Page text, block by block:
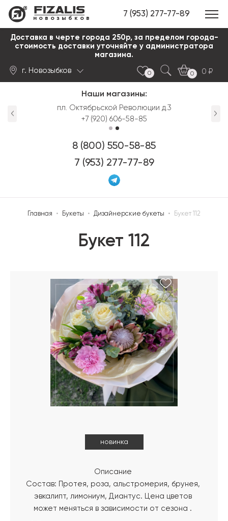
новозыбков 7 (953) 277-77-89
Доставка в черте города 250р, за пределом города-
стоимость доставки уточняйте у администратора
магазина.
г. Новозыбков 0 0
0
Наши магазины:
пл. Октябрьской Революции д.3
+7 (920) 606-58-85
8 (800) 550-58-85
7 (953) 277-77-89
Главная • Букеты • Дизайнерские букеты • Букет 112
Букет 112
новинка
Описание
Состав: Протея, роза, альстромерия, брунея,
эвкалипт, лимониум, Диантус. Цена цветов
может меняться в зависимости от сезона .